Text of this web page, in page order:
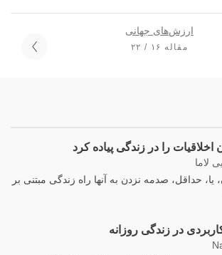
ارزش‌های جهانی
مقاله ۱۶ / ۲۲
را در زندگی پیاده کرد
لاما
یا، حداقل، صدمه نزدن به آنها راه زندگی مبتنی بر
در زندگی روزانه